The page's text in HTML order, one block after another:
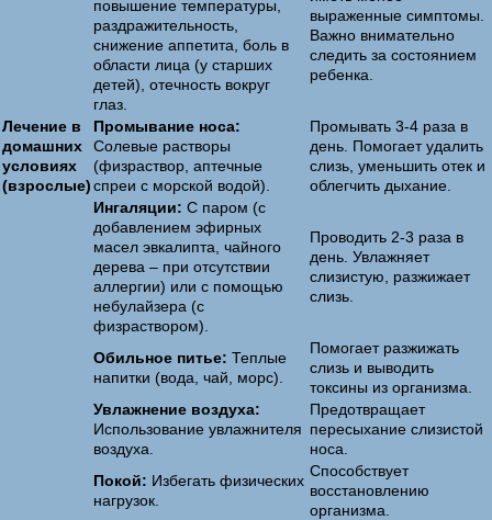
повышение температуры,
раздражительность,
снижение аппетита, боль в
области лица (у старших
детей), отечность вокруг
глаз.
выраженные симптомы.
Важно внимательно
следить за состоянием
ребенка.
Лечение в
домашних
условиях
(взрослые)
Промывание носа:
Солевые растворы
(физраствор, аптечные
спреи с морской водой).
Промывать 3-4 раза в
день. Помогает удалить
слизь, уменьшить отек и
облегчить дыхание.
Ингаляции: С паром (с
добавлением эфирных
масел эвкалипта, чайного
дерева – при отсутствии
аллергии) или с помощью
небулайзера (с
физраствором).
Проводить 2-3 раза в
день. Увлажняет
слизистую, разжижает
слизь.
Обильное питье: Теплые
напитки (вода, чай, морс).
Помогает разжижать
слизь и выводить
токсины из организма.
Увлажнение воздуха:
Использование увлажнителя
воздуха.
Предотвращает
пересыхание слизистой
носа.
Покой: Избегать физических
нагрузок.
Способствует
восстановлению
организма.